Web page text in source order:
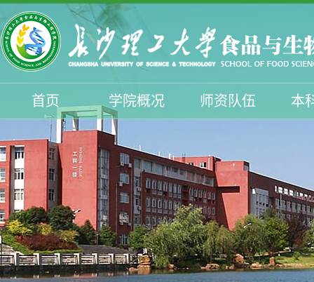
首页 学院概况 师资队伍 本
学生工作 招生工作